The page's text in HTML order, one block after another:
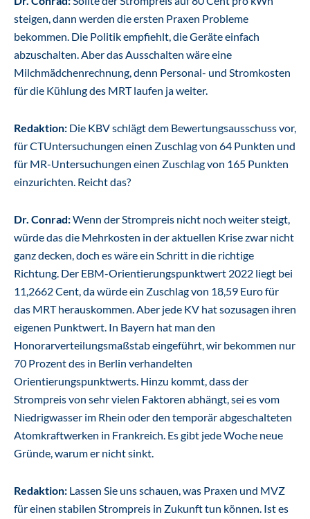
steigen, dann werden die ersten Praxen Probleme
bekommen. Die Politik empfiehlt, die Geräte einfach
abzuschalten. Aber das Ausschalten wäre eine
Milchmädchenrechnung, denn Personal- und Stromkosten
für die Kühlung des MRT laufen ja weiter.
Redaktion: Die KBV schlägt dem Bewertungsausschuss vor,
für CTUntersuchungen einen Zuschlag von 64 Punkten und
für MR-Untersuchungen einen Zuschlag von 165 Punkten
einzurichten. Reicht das?
Dr. Conrad:Wenn der Strompreis nicht noch weiter steigt,
würde das die Mehrkosten in der aktuellen Krise zwar nicht
ganz decken, doch es wäre ein Schritt in die richtige
Richtung. Der EBM-Orientierungspunktwert 2022 liegt bei
11,2662 Cent, da würde ein Zuschlag von 18,59 Euro für
das MRT herauskommen. Aber jede KV hat sozusagen ihren
eigenen Punktwert. In Bayern hat man den
Honorarverteilungsmaßstab eingeführt, wir bekommen nur
70 Prozent des in Berlin verhandelten
Orientierungspunktwerts. Hinzu kommt, dass der
Strompreis von sehr vielen Faktoren abhängt, sei es vom
Niedrigwasser im Rhein oder den temporär abgeschalteten
Atomkraftwerken in Frankreich. Es gibt jede Woche neue
Gründe, warum er nicht sinkt.
Redaktion: Lassen Sie uns schauen, was Praxen und MVZ
für einen stabilen Strompreis in Zukunft tun können. Ist es